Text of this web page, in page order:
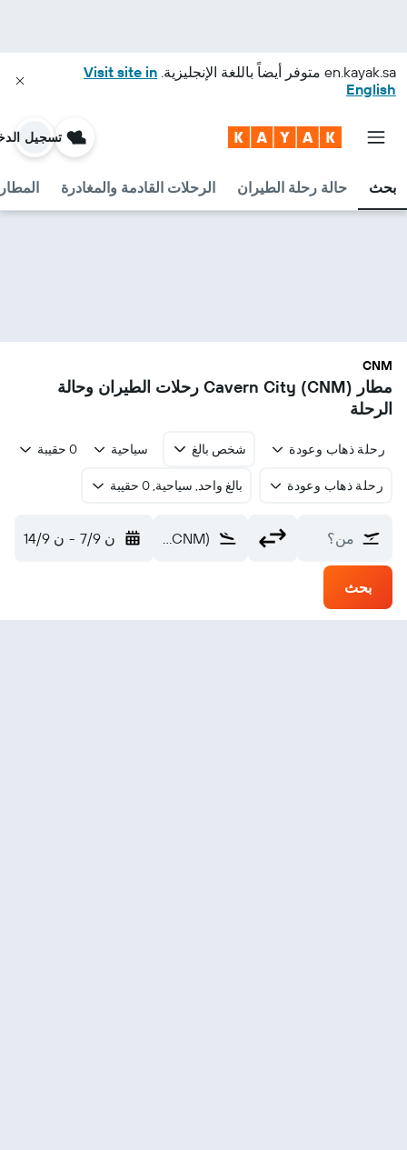
en.kayak.sa متوفر أيضاً باللغة الإنجليزية. Visit site in
English
بحث حالة رحلة الطيران الرحلات القادمة والمغادرة
تسجيل
CNM
مطار Cavern City (CNM) رحلات الطيران وحالة
الرحلة
رحلة ذهاب وعودة شخص بالغ سياحية 0 حقيبة
رحلة ذهاب وعودة بالغ واحد, سياحية, 0 حقيبة
من؟ Cavern City (CNM) ن 7/9 - ن 14/9
بحث